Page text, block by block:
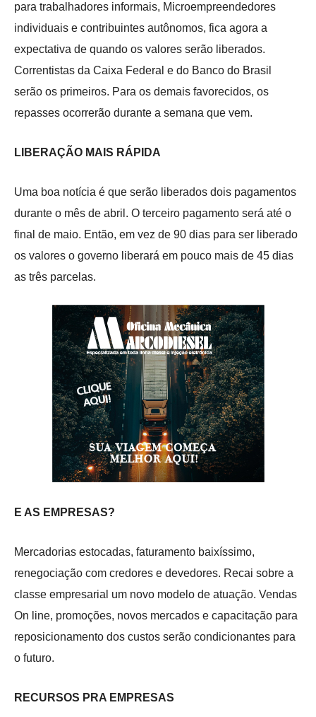
para trabalhadores informais, Microempreendedores
individuais e contribuintes autônomos, fica agora a
expectativa de quando os valores serão liberados.
Correntistas da Caixa Federal e do Banco do Brasil
serão os primeiros. Para os demais favorecidos, os
repasses ocorrerão durante a semana que vem.
LIBERAÇÃO MAIS RÁPIDA
Uma boa notícia é que serão liberados dois pagamentos
durante o mês de abril. O terceiro pagamento será até o
final de maio. Então, em vez de 90 dias para ser liberado
os valores o governo liberará em pouco mais de 45 dias
as três parcelas.
E AS EMPRESAS?
Mercadorias estocadas, faturamento baixíssimo,
renegociação com credores e devedores. Recai sobre a
classe empresarial um novo modelo de atuação. Vendas
On line, promoções, novos mercados e capacitação para
reposicionamento dos custos serão condicionantes para
o futuro.
RECURSOS PRA EMPRESAS